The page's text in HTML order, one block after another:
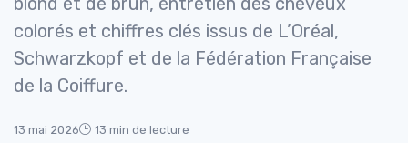
colorés et chiffres clés issus de L’Oréal,
Schwarzkopf et de la Fédération Française
de la Coiffure.
13 mai 2026 13 min de lecture